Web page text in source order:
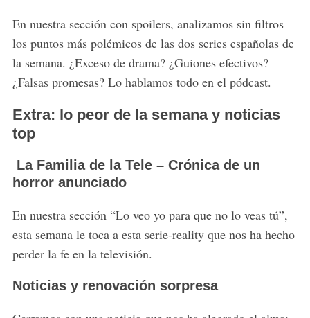
En nuestra sección con spoilers, analizamos sin filtros
los puntos más polémicos de las dos series españolas de
la semana. ¿Exceso de drama? ¿Guiones efectivos?
¿Falsas promesas? Lo hablamos todo en el pódcast.
Extra: lo peor de la semana y noticias
top
La Familia de la Tele – Crónica de un
horror anunciado
En nuestra sección “Lo veo yo para que no lo veas tú”,
esta semana le toca a esta serie-reality que nos ha hecho
perder la fe en la televisión.
Noticias y renovación sorpresa
S
e
r